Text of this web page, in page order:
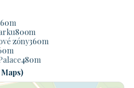
m
800m
zóny360m
m
480m